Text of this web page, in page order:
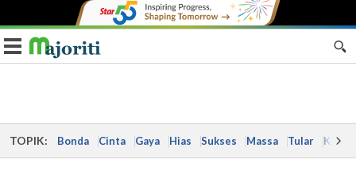
Toggle navigation
TOPIK: Bonda Cinta Gaya Hias Sukses Massa Tular Kes